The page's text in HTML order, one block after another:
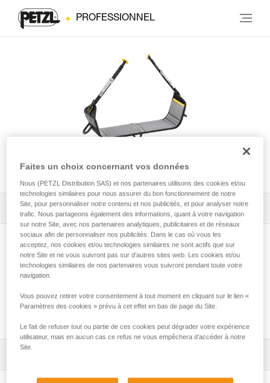
PROFESSIONNEL
PODIUM
Tous les conseils techniques 1 Filtrer
Quel harnais pour quels usages ?
Faites un choix concernant vos données
Nous (PETZL Distribution SAS) et nos partenaires utilisons des cookies et/ou
technologies similaires pour nous assurer du bon fonctionnement de notre
Site, pour personnaliser notre contenu et nos publicités, et pour analyser notre
trafic. Nous partageons également des informations, quant à votre navigation
sur notre Site, avec nos partenaires analytiques, publicitaires et de réseaux
sociaux afin de personnaliser nos publicités. Dans le cas où vous les
acceptez, nos cookies et/ou technologies similaires ne sont actifs que sur
notre Site et ne vous suivront pas sur d’autres sites web. Les cookies et/ou
technologies similaires de nos partenaires vous suivront pendant toute votre
navigation.
Vous pouvez retirer votre consentement à tout moment en cliquant sur le lien «
Paramètres des cookies » prévu à cet effet en bas de page du Site.
Le fait de refuser tout ou partie de ces cookies peut dégrader votre expérience
utilisateur, mais en aucun cas ce refus ne vous empêchera d’accéder à notre
Site.